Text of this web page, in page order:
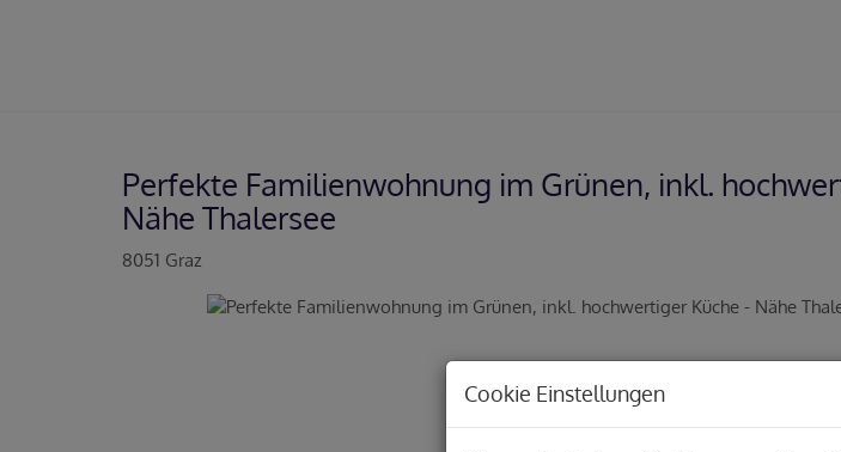
Perfekte Familienwohnung im Grünen, inkl.
Nähe Thalersee
8051 Graz
Cookie Einstellungen